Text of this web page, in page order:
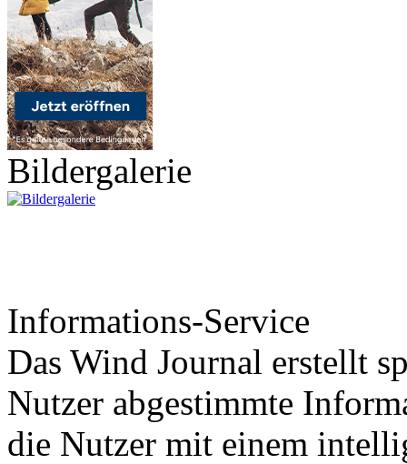
Bildergalerie
Informations-Service
Das Wind Journal erstellt
Nutzer abgestimmte
die Nutzer mit einem